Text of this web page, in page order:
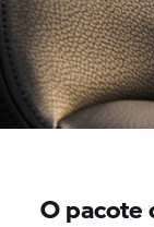
O pacote